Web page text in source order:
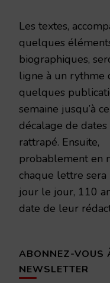
Les textes,
quelques
biographiques,
ligne à un rythme
quelques
semaine jusqu’à
décalage de dates
rattrapé. Ensuite,
probablement en
chaque lettre
jour le jour, 110
date de leur
ABONNEZ-VOUS
NEWSLETTER